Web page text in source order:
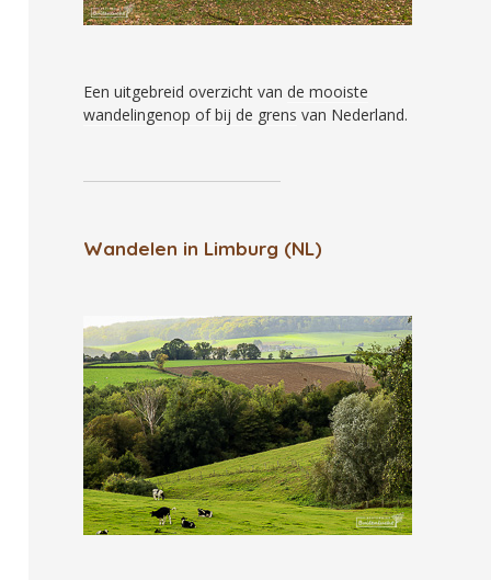
Een uitgebreid overzicht van de mooiste
wandelingenop of bij de grens van Nederland.
Wandelen in Limburg (NL)